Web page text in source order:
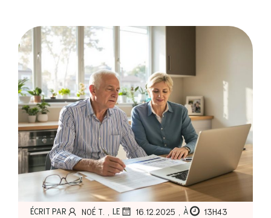
ÉCRIT PAR NOÉ T. , LE 16.12.2025 , À 13H43